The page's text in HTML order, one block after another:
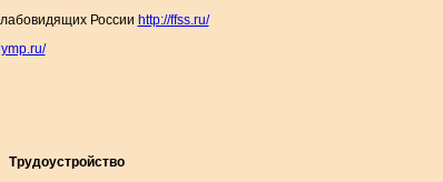
России http://ffss.ru/
Трудоустройство